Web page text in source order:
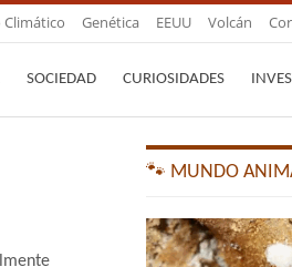
Climático Genética EEUU Volcán
SOCIEDAD CURIOSIDADES
🐾 MUNDO